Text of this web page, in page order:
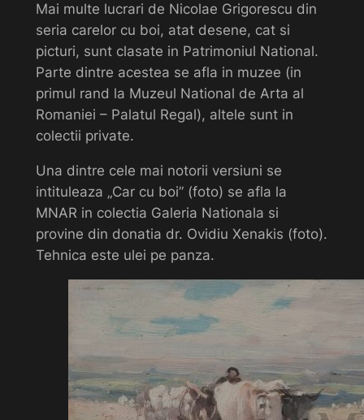
Mai multe lucrari de Nicolae Grigorescu din
seria carelor cu boi, atat desene, cat si
picturi, sunt clasate in Patrimoniul National.
Parte dintre acestea se afla in muzee (in
primul rand la Muzeul National de Arta al
Romaniei – Palatul Regal), altele sunt in
colectii private.
Una dintre cele mai notorii versiuni se
intituleaza „Car cu boi” (foto) se afla la
MNAR in colectia Galeria Nationala si
provine din donatia dr. Ovidiu Xenakis (foto).
Tehnica este ulei pe panza.